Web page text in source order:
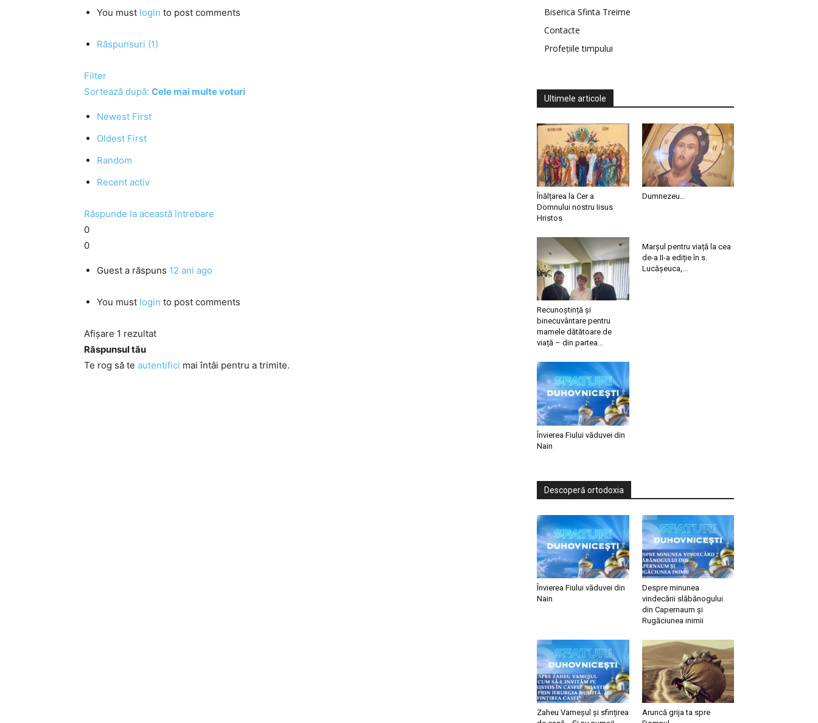
You must login to post comments
Răspunsuri (1)
Filter
Sortează după: Cele mai multe voturi
Newest First
Oldest First
Random
Recent activ
Răspunde la această întrebare
0
0
Guest a răspuns 12 ani ago
You must login to post comments
Afișare 1 rezultat
Răspunsul tău
Te rog să te autentifici mai întâi pentru a trimite.
Biserica Sfinta Treime
Contacte
Profețiile timpului
Ultimele articole
Înălțarea la Cer a
Domnului nostru Iisus
Hristos
Dumnezeu…
Recunoștință și
binecuvântare pentru
mamele dătătoare de
viață – din partea...
Marșul pentru viață la cea
de-a II-a ediție în s.
Lucășeuca,...
Învierea Fiului văduvei din
Nain
Descoperă ortodoxia
Învierea Fiului văduvei din
Nain
Despre minunea
vindecării slăbănogului
din Capernaum și
Rugăciunea inimii
Zaheu Vameșul și sfințirea
Aruncă grija ta spre